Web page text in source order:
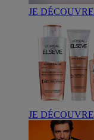
JE DÉCOUVRE
JE DÉCOUVRE